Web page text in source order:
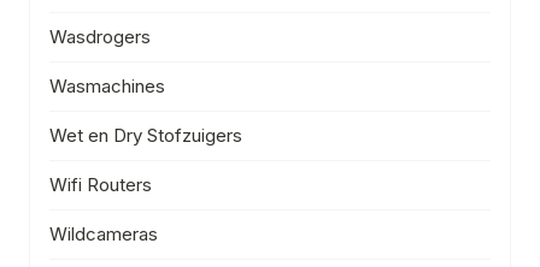
Wasdrogers
Wasmachines
Wet en Dry Stofzuigers
Wifi Routers
Wildcameras